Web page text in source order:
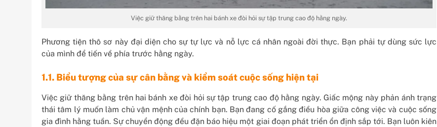
Việc giữ thăng bằng trên hai bánh xe đòi hỏi sự tập trung cao độ hằng ngày.
Phương tiện thô sơ này đại diện cho sự tự lực và nỗ lực cá nhân ngoài đời thực. Bạn phải tự dùng sức lực
của mình để tiến về phía trước hằng ngày.
1.1. Biểu tượng của sự cân bằng và kiểm soát cuộc sống hiện tại
Việc giữ thăng bằng trên hai bánh xe đòi hỏi sự tập trung cao độ hằng ngày. Giấc mộng này phản ánh trạng
thái tâm lý muốn làm chủ vận mệnh của chính bạn. Bạn đang cố gắng điều hòa giữa công việc và cuộc sống
gia đình hằng tuần. Sự chuyển động đều đặn báo hiệu một giai đoạn phát triển ổn định sắp tới. Bạn luôn kiên